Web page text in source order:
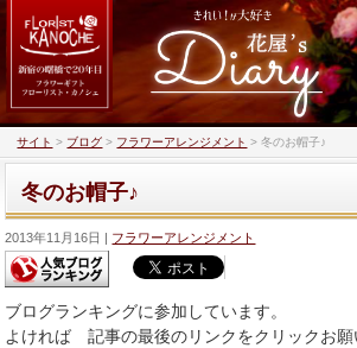
サイト > ブログ > フラワーアレンジメント > 冬のお帽子♪
冬のお帽子♪
2013年11月16日 フラワーアレンジメント
ブログランキングに参加しています。
よければ 記事の最後のリンクをクリックお